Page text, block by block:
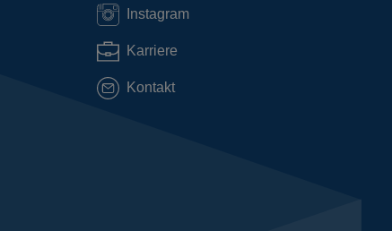
Instagram
Karriere
Kontakt